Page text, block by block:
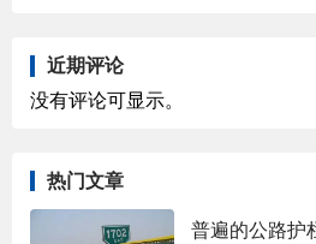
近期评论
没有评论可显示。
热门文章
普遍的公路护